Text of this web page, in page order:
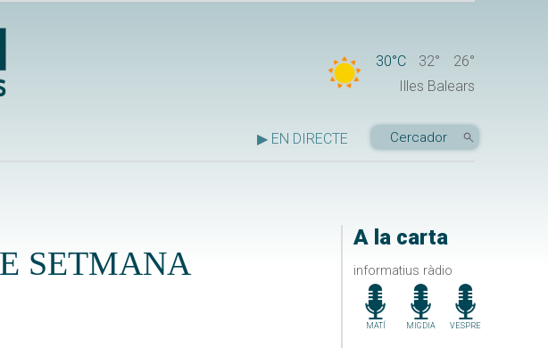
30°C 32°
26°
Illes Balears
▶ EN DIRECTE
A la carta
informatius ràdio
MATÍ MIGDIA VESPRE
SETMANA